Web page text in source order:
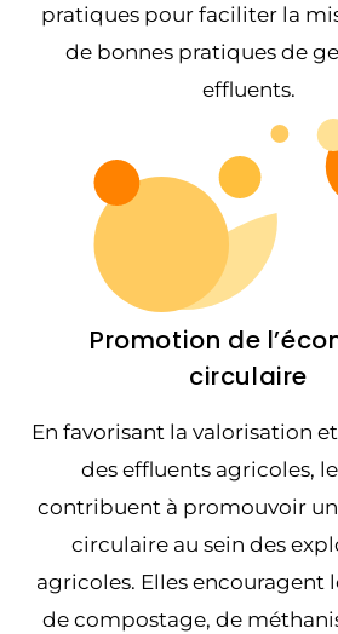
pratiques pour faciliter la
de bonnes pratiques de
effluents.
Promotion de
circulaire
En favorisant la valorisation
des effluents agricoles,
contribuent à promouvoir
circulaire au sein des
agricoles. Elles encouragent
de compostage, de